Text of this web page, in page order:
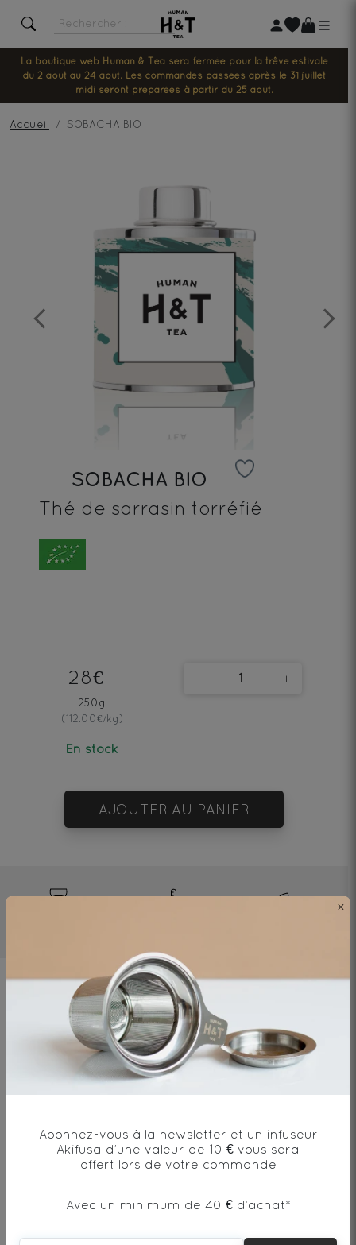
La boutique web Human & Tea sera fermée pour la trêve estivale
du 2 août au 24 août. Les commandes passées après le 31 juillet
midi seront préparées à partir du 25 août.
Accueil SOBACHA BIO
Previous Next
SOBACHA BIO
Thé de sarrasin torréfié
28€
250g
(112.00€/kg)
En stock
- +
AJOUTER AU PANIER
Ingrédients
Sarasin torréfié* - origine Chine
Envie de changement?
×
Abonnez-vous à la newsletter et un infuseur
Akifusa d’une valeur de 10 € vous sera
offert lors de votre commande
Avec un minimum de 40 € d’achat*